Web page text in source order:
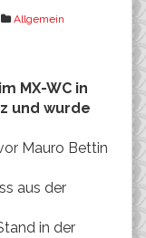
Allgemein
MX-WC in
und wurde
Mauro Bettin
aus der
in der